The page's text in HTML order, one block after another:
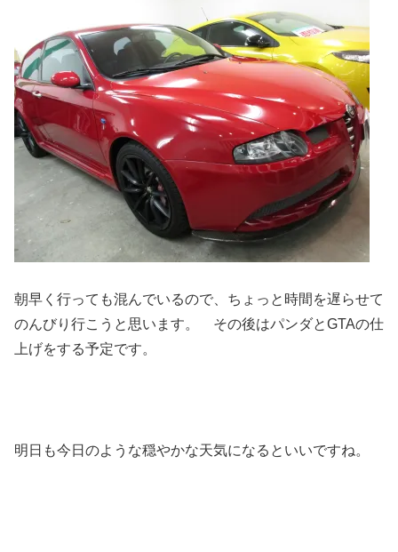
朝早く行っても混んでいるので、ちょっと時間を遅らせて
のんびり行こうと思います。 その後はパンダとGTAの仕
上げをする予定です。
明日も今日のような穏やかな天気になるといいですね。